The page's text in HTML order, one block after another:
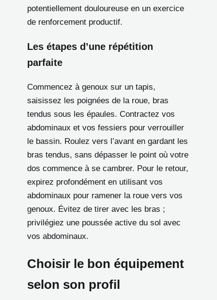
potentiellement douloureuse en un exercice
de renforcement productif.
Les étapes d’une répétition
parfaite
Commencez à genoux sur un tapis,
saisissez les poignées de la roue, bras
tendus sous les épaules. Contractez vos
abdominaux et vos fessiers pour verrouiller
le bassin. Roulez vers l’avant en gardant les
bras tendus, sans dépasser le point où votre
dos commence à se cambrer. Pour le retour,
expirez profondément en utilisant vos
abdominaux pour ramener la roue vers vos
genoux. Évitez de tirer avec les bras ;
privilégiez une poussée active du sol avec
vos abdominaux.
Choisir le bon équipement
selon son profil